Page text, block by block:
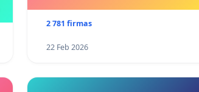
2 781 firmas
22 Feb 2026